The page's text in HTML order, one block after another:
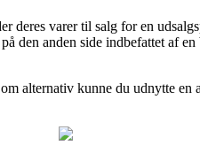
varer til salg for en
den anden side indbefattet af
alternativ kunne du udnytte